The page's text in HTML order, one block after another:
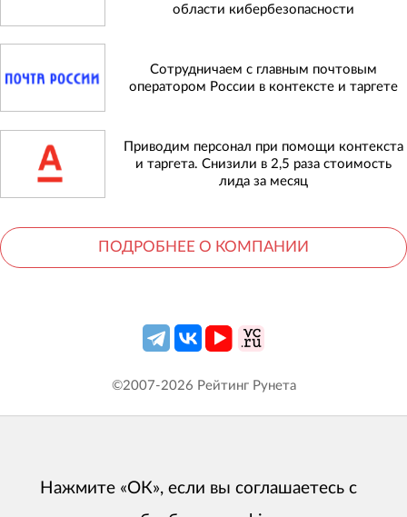
области кибербезопасности
Сотрудничаем с главным почтовым
оператором России в контексте и таргете
Приводим персонал при помощи контекста
и таргета. Снизили в 2,5 раза стоимость
лида за месяц
ПОДРОБНЕЕ О КОМПАНИИ
©2007-2026 Рейтинг Рунета
Нажмите «ОК», если вы соглашаетесь с